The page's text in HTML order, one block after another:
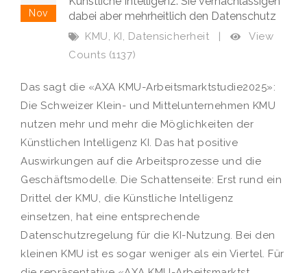
Nov
dabei aber mehrheitlich den Datenschutz
KMU, KI , Datensicherheit
View
Counts (1137)
Das sagt die «AXA KMU-Arbeitsmarktstudie2025»:
Die Schweizer Klein- und Mittelunternehmen KMU
nutzen mehr und mehr die Möglichkeiten der
Künstlichen Intelligenz KI. Das hat positive
Auswirkungen auf die Arbeitsprozesse und die
Geschäftsmodelle. Die Schattenseite: Erst rund ein
Drittel der KMU, die Künstliche Intelligenz
einsetzen, hat eine entsprechende
Datenschutzregelung für die KI-Nutzung. Bei den
kleinen KMU ist es sogar weniger als ein Viertel. Für